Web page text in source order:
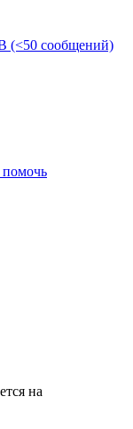
(<50 сообщений)
на